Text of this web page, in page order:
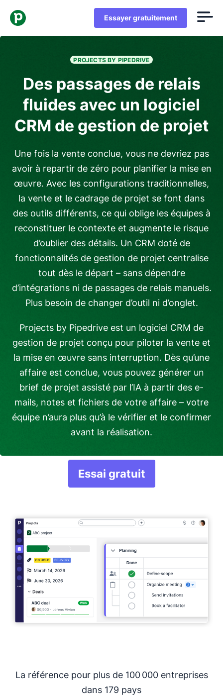
Essayer gratuitement
PROJECTS BY PIPEDRIVE
Des passages de relais
fluides avec un logiciel
CRM de gestion de projet
Une fois la vente conclue, vous ne devriez pas
avoir à repartir de zéro pour planifier la mise en
œuvre. Avec les configurations traditionnelles,
la vente et le cadrage de projet se font dans
des outils différents, ce qui oblige les équipes à
reconstituer le contexte et augmente le risque
d’oublier des détails. Un CRM doté de
fonctionnalités de gestion de projet centralise
tout dès le départ – sans dépendre
d’intégrations ni de passages de relais manuels.
Plus besoin de changer d’outil ni d’onglet.
Projects by Pipedrive est un logiciel CRM de
gestion de projet conçu pour piloter la vente et
la mise en œuvre sans interruption. Dès qu’une
affaire est conclue, vous pouvez générer un
brief de projet assisté par l’IA à partir des e-
mails, notes et fichiers de votre affaire – votre
équipe n’aura plus qu’à le vérifier et le confirmer
avant la réalisation.
Essai gratuit
S'ouvre dans une
La référence pour plus de 100 000 entreprises
dans 179 pays